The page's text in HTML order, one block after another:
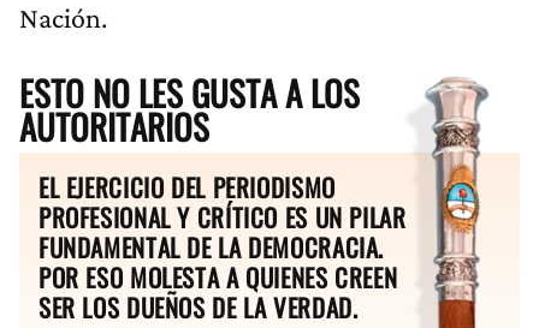
Nación.
ESTO NO LES GUSTA A LOS
AUTORITARIOS
EL EJERCICIO DEL PERIODISMO
PROFESIONAL Y CRÍTICO ES UN PILAR
FUNDAMENTAL DE LA DEMOCRACIA.
POR ESO MOLESTA A QUIENES CREEN
SER LOS DUEÑOS DE LA VERDAD.